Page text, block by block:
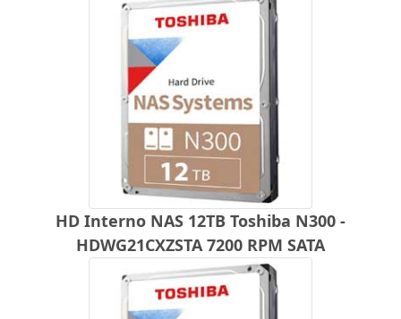
HD Interno NAS 12TB Toshiba N300 -
HDWG21CXZSTA 7200 RPM SATA